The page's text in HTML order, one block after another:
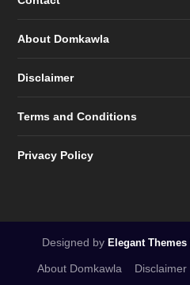
About Domkawla
Disclaimer
Terms and Conditions
Privacy Policy
Designed by Elegant Themes
About Domkawla Disclaimer